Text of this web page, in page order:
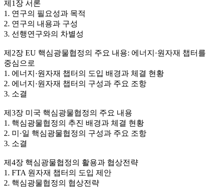
제1장 서론
1. 연구의 필요성과 목적
2. 연구의 내용과 구성
3. 선행연구와의 차별성
제2장 EU 핵심광물협정의 주요 내용: 에너지·원자재 챕터를
중심으로
1. 에너지·원자재 챕터의 도입 배경과 체결 현황
2. 에너지·원자재 챕터의 구성과 주요 조항
3. 소결
제3장 미국 핵심광물협정의 주요 내용
1. 핵심광물협정의 추진 배경과 체결 현황
2. 미·일 핵심광물협정의 구성과 주요 조항
3. 소결
제4장 핵심광물협정의 활용과 협상전략
1. FTA 원자재 챕터의 도입 제안
2. 핵심광물협정의 협상전략